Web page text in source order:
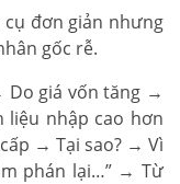
cụ đơn giản nhưng
gốc rễ.
Do giá vốn tăng →
liệu nhập cao hơn
→ Tại sao? → Vì
phán lại…” → Từ